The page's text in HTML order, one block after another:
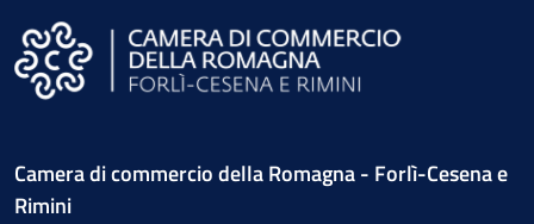
Camera di commercio della Romagna - Forlì-Cesena e
Rimini